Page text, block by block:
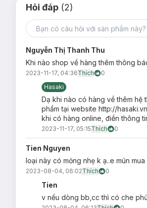
Loại da phù hợp:
Sản phẩm phù hợp cho mọi loại
Ưu thế nổi bật:
Công thức dạng kem lỏng
Kết cấu
mịn màng,
Bổ sung các thành phần dưỡng
sáng mịn màng.
Kết hợp chỉ số chống nắng
Hỏi đáp (2)
Nguyễn Thị Thanh Thu
Khi nào shop về hàng thêm thông
2023-11-17, 04:36Thích
0
Hasaki
Dạ khi nào có hàng về thêm hệ
phẩm tại website http://
khi có hàng online, điền thông
2023-11-17, 05:15Thích 0
Tien Nguyen
loại này có mỏng nhẹ k ạ..e mún
2023-08-04, 06:02Thích 0
Tien
v nếu dòng bb,cc thì có che